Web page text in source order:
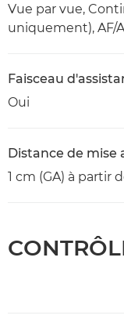
Vue par vue,
uniquement), AF/
Faisceau
Oui
Distance de mise
1 cm (GA) à partir